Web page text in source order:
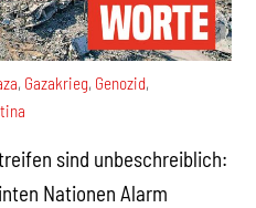
, Gazakrieg, Genozid,
sind unbeschreiblich:
Nationen Alarm